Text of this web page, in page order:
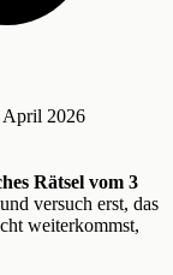
April 2026
Rätsel vom 3
versuch erst, das
weiterkommst,